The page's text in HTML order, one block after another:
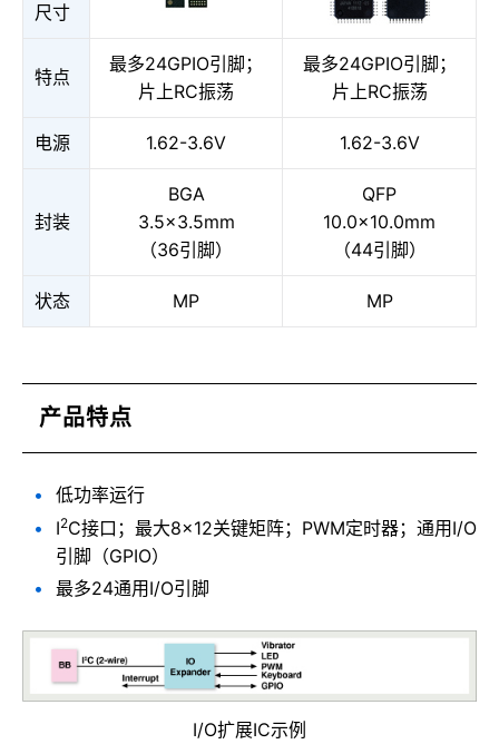
尺寸
特点
最多24GPIO引脚；
片上RC振荡
最多24GPIO引脚；
片上RC振荡
电源 1.62-3.6V 1.62-3.6V
封装
BGA
3.5×3.5mm
（36引脚）
QFP
10.0×10.0mm
（44引脚）
状态 MP MP
产品特点
I/O扩展IC示例
低功率运行
I2C接口；最大8×12关键矩阵；PWM定时器；通用I/O
引脚（GPIO）
最多24通用I/O引脚